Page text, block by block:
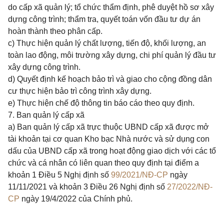
do cấp xã quản lý; tổ chức thẩm định, phê duyệt hồ sơ xây
dựng công trình; thẩm tra, quyết toán vốn đầu tư dự án
hoàn thành theo phân cấp.
c) Thực hiện quản lý chất lượng, tiến độ, khối lượng, an
toàn lao động, môi trường xây dựng, chi phí quản lý đầu tư
xây dựng công trình.
d) Quyết định kế hoạch bảo trì và giao cho cộng đồng dân
cư thực hiện bảo trì công trình xây dựng.
e) Thực hiện chế độ thông tin báo cáo theo quy định.
7. Ban quản lý cấp xã
a) Ban quản lý cấp xã trực thuộc UBND cấp xã được mở
tài khoản tại cơ quan Kho bạc Nhà nước và sử dụng con
dấu của UBND cấp xã trong hoạt động giao dịch với các tổ
chức và cá nhân có liên quan theo quy định tại điểm a
khoản 1 Điều 5 Nghị định số 99/2021/NĐ-CP ngày
11/11/2021 và khoản 3 Điều 26 Nghị định số 27/2022/NĐ-
CP ngày 19/4/2022 của Chính phủ.